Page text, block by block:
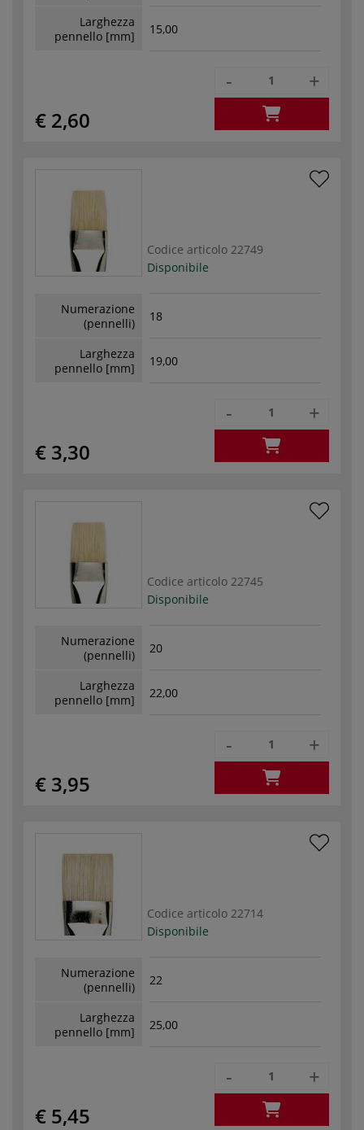
Larghezza
pennello [mm]
15,00
€ 2,60
- +
Codice articolo 22749
Disponibile
Numerazione
(pennelli)
18
Larghezza
pennello [mm]
19,00
€ 3,30
- +
Codice articolo 22745
Disponibile
Numerazione
(pennelli)
20
Larghezza
pennello [mm]
22,00
€ 3,95
- +
Codice articolo 22714
Disponibile
Numerazione
(pennelli)
22
Larghezza
pennello [mm]
25,00
€ 5,45
- +